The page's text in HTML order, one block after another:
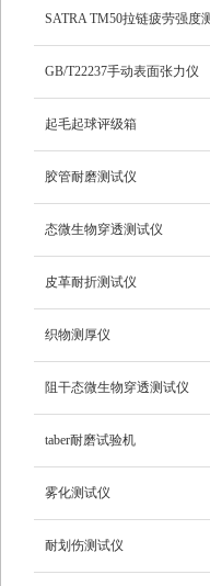
SATRA TM50拉链疲劳强度
仪
GB/T22237手动表面张力仪
起毛起球评级箱
胶管耐磨测试仪
态微生物穿透测试仪
皮革耐折测试仪
织物测厚仪
阻干态微生物穿透测试仪
taber耐磨试验机
雾化测试仪
耐划伤测试仪